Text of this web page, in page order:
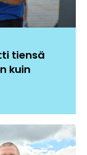
tiensä
kuin